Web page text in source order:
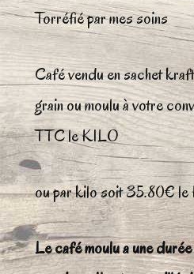
Torréfié par mes soins
Café vendu en sachet
grain ou moulu à votre
TTC le KILO
ou par kilo soit 35.80€
Le café moulu a une